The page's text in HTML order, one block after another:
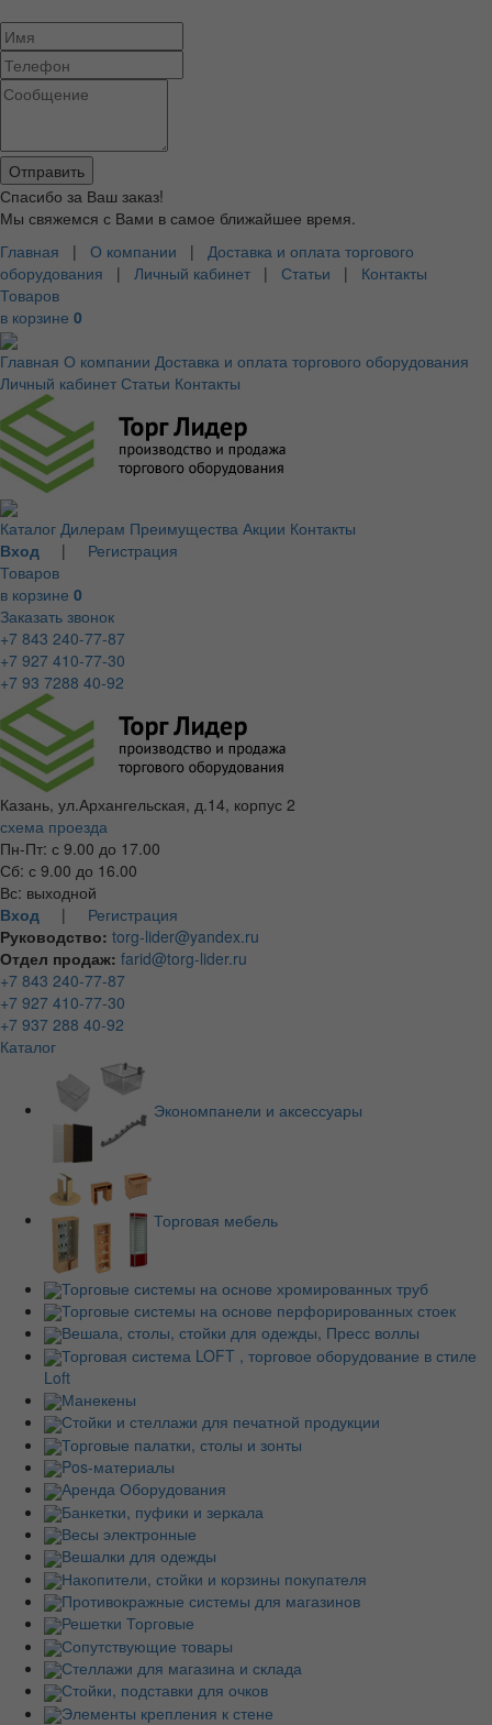
Спасибо за Ваш заказ!
Мы свяжемся с Вами в самое ближайшее время.
Главная | О компании | Доставка и оплата торгового
оборудования | Личный кабинет | Статьи | Контакты
Товаров
в корзине 0
Главная О компании Доставка и оплата торгового оборудования
Личный кабинет Статьи Контакты
Каталог Дилерам Преимущества Акции Контакты
Вход | Регистрация
Товаров
в корзине 0
Заказать звонок
+7 843 240-77-87
+7 927 410-77-30
+7 93 7288 40-92
Казань, ул.Архангельская, д.14, корпус 2
схема проезда
Пн-Пт: с 9.00 до 17.00
Сб: с 9.00 до 16.00
Вс: выходной
Вход | Регистрация
Руководство: torg-lider@yandex.ru
Отдел продаж: farid@torg-lider.ru
+7 843 240-77-87
+7 927 410-77-30
+7 937 288 40-92
Каталог
Экономпанели и аксессуары
Торговая мебель
Торговые системы на основе хромированных труб
Торговые системы на основе перфорированных стоек
Вешала, столы, стойки для одежды, Пресс воллы
Торговая система LOFT , торговое оборудование в стиле
Loft
Манекены
Стойки и стеллажи для печатной продукции
Торговые палатки, столы и зонты
Pos-материалы
Аренда Оборудования
Банкетки, пуфики и зеркала
Весы электронные
Вешалки для одежды
Накопители, стойки и корзины покупателя
Противокражные системы для магазинов
Решетки Торговые
Сопутствующие товары
Стеллажи для магазина и склада
Стойки, подставки для очков
Элементы крепления к стене